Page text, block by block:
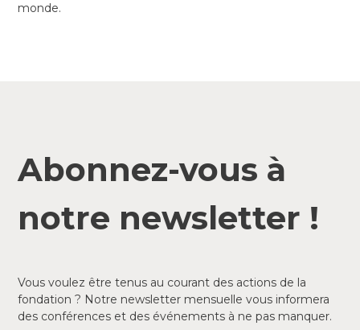
monde.
Abonnez-vous à
notre newsletter !
Vous voulez être tenus au courant des actions de la
fondation ? Notre newsletter mensuelle vous informera
des conférences et des événements à ne pas manquer.